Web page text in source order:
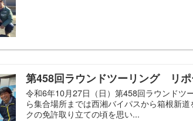
第458回ラウンドツーリング リポ
令和6年10月27日（日）第458回ラウンドツ
ら集合場所までは西湘バイパスから箱根新
クの免許取り立ての頃を思い...